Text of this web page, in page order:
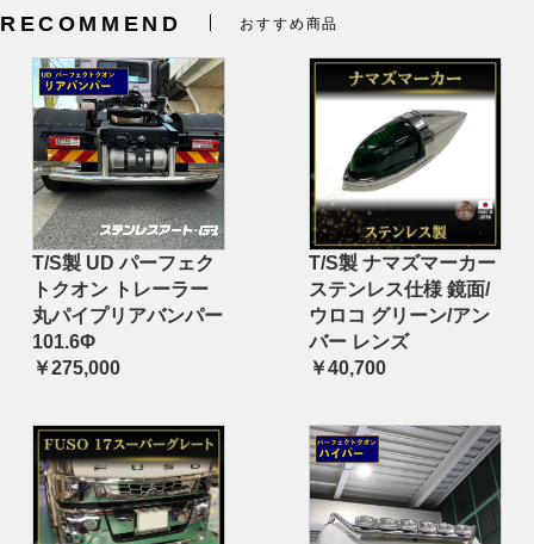
RECOMMEND おすすめ商品
T/S製 UD パーフェク
トクオン トレーラー
丸パイプリアバンパー
101.6Φ
￥275,000
T/S製 ナマズマーカー
ステンレス仕様 鏡面/
ウロコ グリーン/アン
バー レンズ
￥40,700